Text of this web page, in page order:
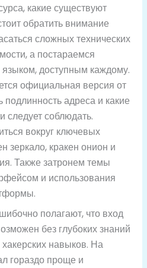
какие существуют
обратить внимание
сложных технических
а постараемся
доступным каждому.
официальная версия от
подлинность адреса и какие
следует соблюдать.
вокруг ключевых
зеркало, кракен онион и
Также затронем темы
и использования
полагают, что вход
без глубоких знаний
навыков. На
гораздо проще и